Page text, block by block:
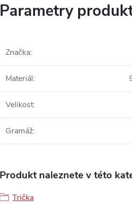
Parametry
Značka:
Materiál:
Velikost:
Gramáž:
Produkt naleznete v této
Trička